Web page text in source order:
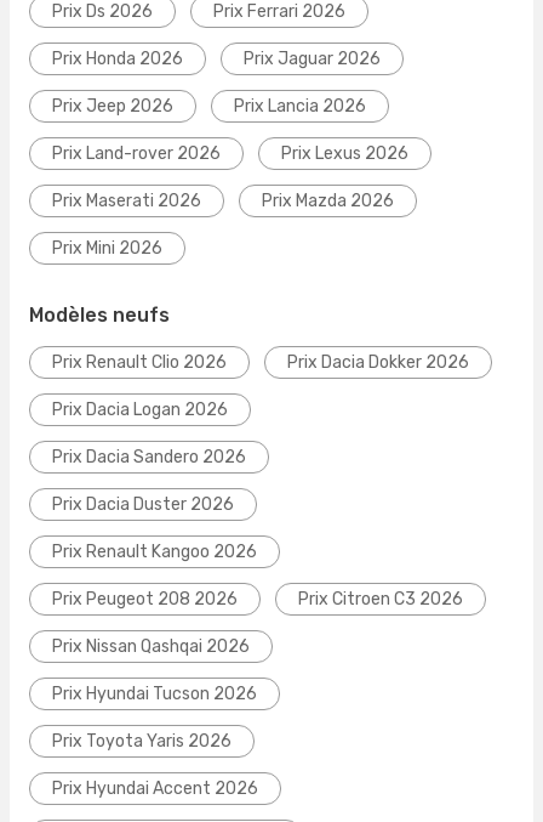
Prix Ds 2026 Prix Ferrari 2026
Prix Honda 2026 Prix Jaguar 2026
Prix Jeep 2026 Prix Lancia 2026
Prix Land-rover 2026 Prix Lexus 2026
Prix Maserati 2026 Prix Mazda 2026
Prix Mini 2026
Modèles neufs
Prix Renault Clio 2026 Prix Dacia Dokker 2026
Prix Dacia Logan 2026
Prix Dacia Sandero 2026
Prix Dacia Duster 2026
Prix Renault Kangoo 2026
Prix Peugeot 208 2026 Prix Citroen C3 2026
Prix Nissan Qashqai 2026
Prix Hyundai Tucson 2026
Prix Toyota Yaris 2026
Prix Hyundai Accent 2026